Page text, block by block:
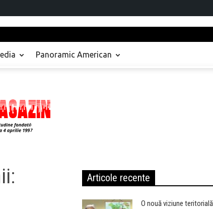
Panoramic American
Articole recente
O nouă viziune